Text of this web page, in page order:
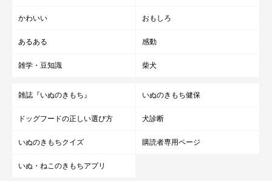
かわいい おもしろ
あるある 感動
雑学・豆知識 柴犬
雑誌『いぬのきもち』 いぬのきもち健保
ドッグフードの正しい選び方 犬診断
いぬのきもちクイズ 購読者専用ページ
いぬ・ねこのきもちアプリ